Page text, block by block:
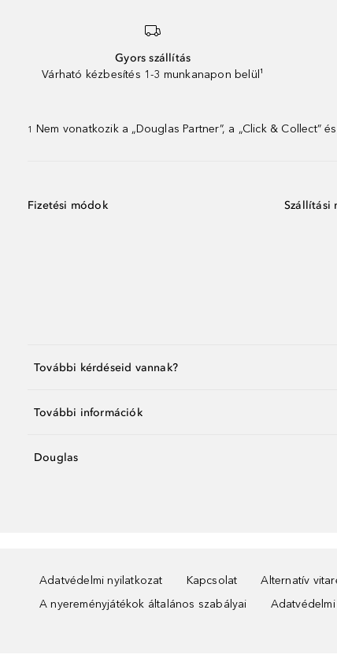
Gyors szállítás
Várható kézbesítés 1-3 munkanapon belül¹
1 Nem vonatkozik a „Douglas Partner”, a „Click & Collect”
Fizetési módok Szállítási
További kérdéseid vannak?
További információk
Douglas
Adatvédelmi nyilatkozat Kapcsolat Alternatív
A nyereményjátékok általános szabályai